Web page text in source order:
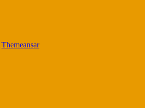
Themeansar